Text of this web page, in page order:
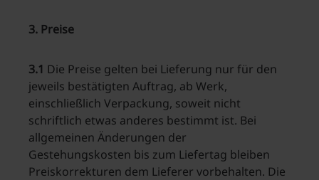
3. Preise
3.1 Die Preise gelten bei Lieferung nur für den
jeweils bestätigten Auftrag, ab Werk,
einschließlich Verpackung, soweit nicht
schriftlich etwas anderes bestimmt ist. Bei
allgemeinen Änderungen der
Gestehungskosten bis zum Liefertag bleiben
Preiskorrekturen dem Lieferer vorbehalten. Die